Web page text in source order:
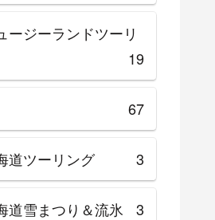
ージーランドツーリ
19
67
道ツーリング 3
道雪まつり＆流氷 3